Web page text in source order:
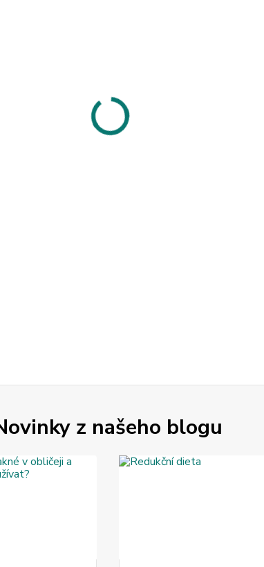
z našeho blogu